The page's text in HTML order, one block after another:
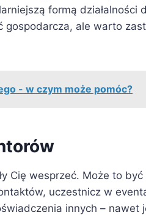
formą działalności
gospodarcza, ale warto
- w czym może pomóc?
Cię wesprzeć. Może to
uczestnicz w
innych – nawet